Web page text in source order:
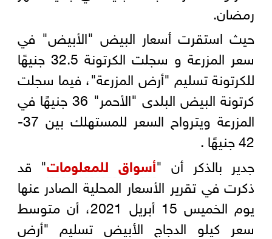
رمضان.
حيث استقرت أسعار البيض "الأبيض" في
سعر المزرعة و سجلت الكرتونة 32.5 جنيهًا
للكرتونة تسليم "أرض المزرعة"، فيما سجلت
كرتونة البيض البلدى "الأحمر" 36 جنيهًا في
المزرعة ويترواح السعر للمستهلك بين 37-
42 جنيهًا .
جدير بالذكر أن "أسواق للمعلومات" قد
ذكرت في تقرير الأسعار المحلية الصادر عنها
يوم الخميس 15 أبريل 2021، أن متوسط
سعر كيلو الدجاج الأبيض تسليم "أرض